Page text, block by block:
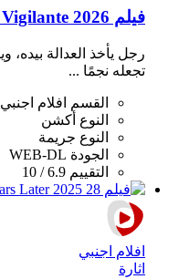
فيلم Citizen Vigilante 2026 مترجم HD
رجل يأخذ العدالة بيده،
تجعله نجمًا ...
القسم
افلام اجنبي
النوع أكشن
النوع جريمة
الجودة WEB-DL
التقييم 6.9 / 10
افلام اجنبي
اثارة